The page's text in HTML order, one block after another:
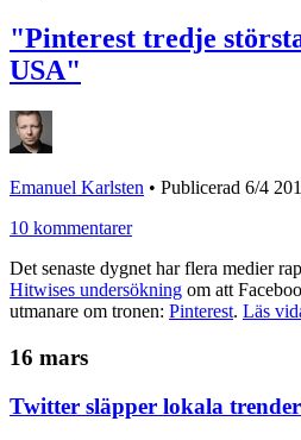
"Pinterest tredje
USA"
Emanuel Karlsten • Publicerad 6/4
10 kommentarer
Det senaste dygnet har flera medier
Hitwises undersökning om att
utmanare om tronen: Pinterest. Läs
16 mars
Twitter släpper lokala